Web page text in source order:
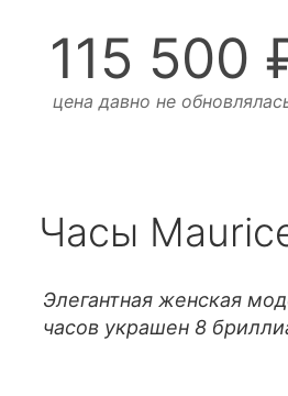
115 500
цена давно не
Часы
Элегантная женская
часов украшен 8